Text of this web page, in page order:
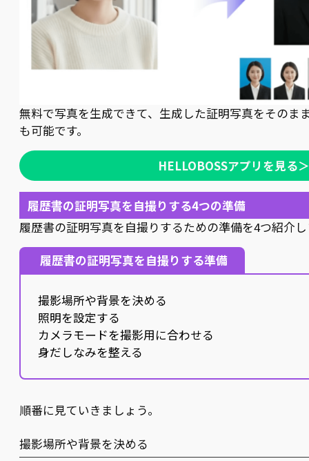
無料で写真を生成できて、生成した証明写真をそのま
も可能です。
HELLOBOSSアプリを見る＞
履歴書の証明写真を自撮りする4つの準備
履歴書の証明写真を自撮りするための準備を4つ紹介
履歴書の証明写真を自撮りする準備
撮影場所や背景を決める
照明を設定する
カメラモードを撮影用に合わせる
身だしなみを整える
順番に見ていきましょう。
撮影場所や背景を決める